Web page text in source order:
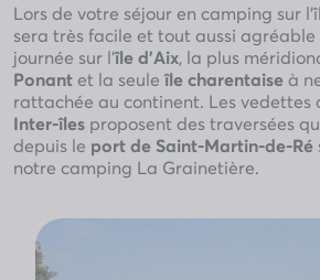
Lors de votre séjour en camping sur
sera très facile et tout aussi agréable
journée sur l’île d’Aix, la plus
Ponant et la seule île charentaiseà
rattachée au continent. Les vedettes
Inter-îles proposent des traversées
depuis le port de Saint-Martin-de-Ré
notre camping La Grainetière.